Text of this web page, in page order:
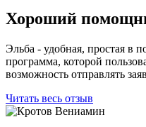
Хороший
Эльба - удобная, простая в
программа, которой
возможность отправлять
Читать весь отзыв